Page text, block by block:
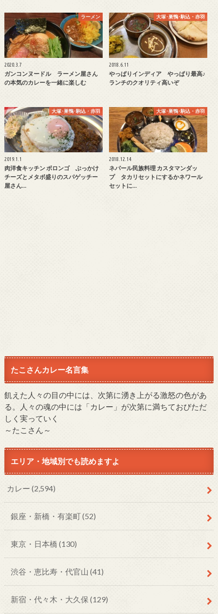
ラーメン
2020.3.7
ガンコンヌードル ラーメン屋さん
の本気のカレーを一緒に楽しむ
大塚･巣鴨･駒込・赤羽
2018.6.11
やっぱりインディア やっぱり最高♪
ランチのクオリティ高いぞ
大塚･巣鴨･駒込・赤羽
2019.1.1
肉洋食キッチン ボロンゴ ぶっかけ
チーズとメタボ盛りのスパゲッチー
屋さん…
大塚･巣鴨･駒込・赤羽
2018.12.14
ネパール民族料理 カスタマンダッ
プ タカリセットにするかネワール
セットに…
たこさんカレー名言集
飢えた人々の目の中には、次第に湧き上がる激怒の色があ
る。人々の魂の中には「カレー」が次第に満ちておびただ
しく実っていく
～たこさん～
エリア・地域別でも読めますよ
カレー (2,594)
銀座・新橋・有楽町(52)
東京・日本橋 (130)
渋谷・恵比寿・代官山 (41)
新宿・代々木・大久保 (129)